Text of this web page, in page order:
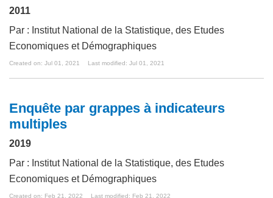
2011
Par : Institut National de la Statistique, des Etudes
Economiques et Démographiques
Created on: Jul 01, 2021 Last modified: Jul 01, 2021
Enquête par grappes à indicateurs
multiples
2019
Par : Institut National de la Statistique, des Etudes
Economiques et Démographiques
Created on: Feb 21, 2022 Last modified: Feb 21, 2022